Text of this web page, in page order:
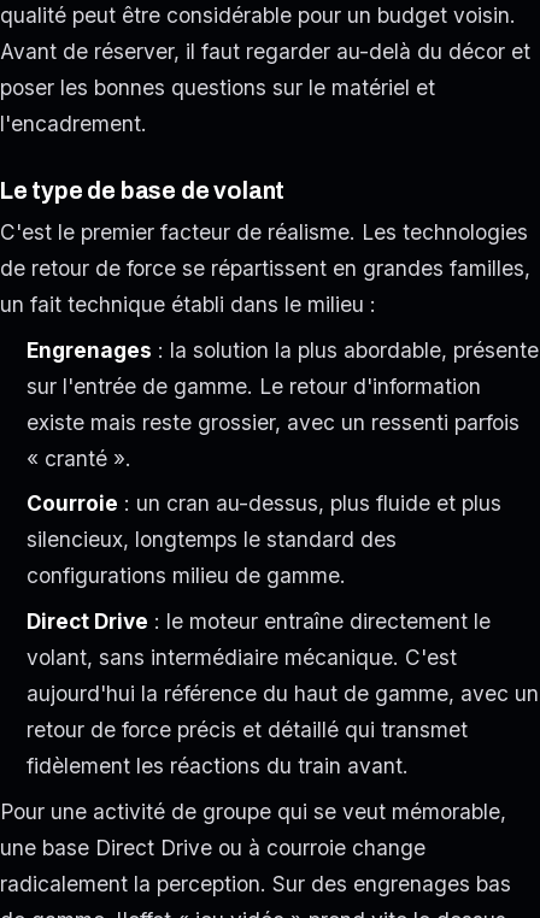
qualité peut être considérable pour un budget voisin.
Avant de réserver, il faut regarder au-delà du décor et
poser les bonnes questions sur le matériel et
l'encadrement.
Le type de base de volant
C'est le premier facteur de réalisme. Les technologies
de retour de force se répartissent en grandes familles,
un fait technique établi dans le milieu :
Engrenages : la solution la plus abordable, présente
sur l'entrée de gamme. Le retour d'information
existe mais reste grossier, avec un ressenti parfois
« cranté ».
Courroie : un cran au-dessus, plus fluide et plus
silencieux, longtemps le standard des
configurations milieu de gamme.
Direct Drive : le moteur entraîne directement le
volant, sans intermédiaire mécanique. C'est
aujourd'hui la référence du haut de gamme, avec un
retour de force précis et détaillé qui transmet
fidèlement les réactions du train avant.
Pour une activité de groupe qui se veut mémorable,
une base Direct Drive ou à courroie change
radicalement la perception. Sur des engrenages bas